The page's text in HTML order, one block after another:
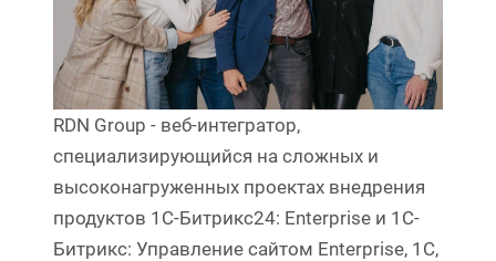
RDN Group - веб-интегратор,
специализирующийся на сложных и
высоконагруженных проектах внедрения
продуктов 1С-Битрикс24: Enterprise и 1C-
Битрикс: Управление сайтом Enterprise, 1С,